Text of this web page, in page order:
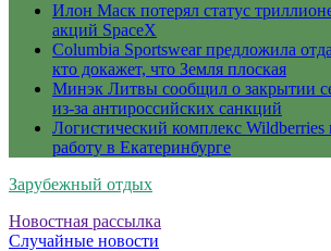
Илон Маск потерял статус
акций SpaceX
Columbia Sportswear предложила
кто докажет, что Земля плоская
Минэк Литвы сообщил о закрытии
из-за антироссийских санкций
Логистический комплекс Wildberries
работу в Екатеринбурге
Зарубежный отдых
Новостная рассылка
Случайные новости